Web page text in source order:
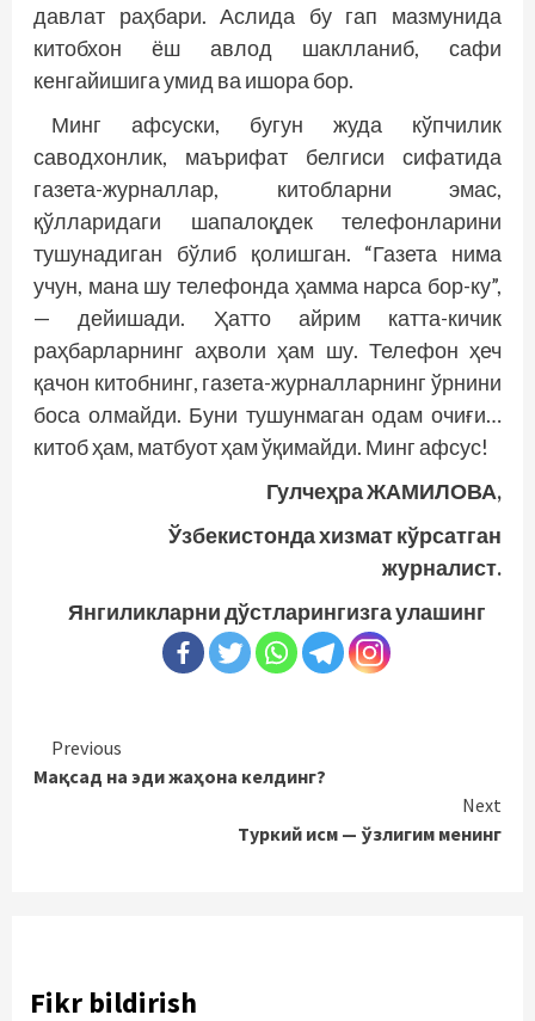
давлат раҳбари. Аслида бу гап мазмунида
китобхон ёш авлод шаклланиб, сафи
кенгайишига умид ва ишора бор.
Минг афсуски, бугун жуда кўпчилик
саводхонлик, маърифат белгиси сифатида
газета-журналлар, китобларни эмас,
қўлларидаги шапалоқдек телефонларини
тушунадиган бўлиб қолишган. “Газета нима
учун, мана шу телефонда ҳамма нарса бор-ку”,
— дейишади. Ҳатто айрим катта-кичик
раҳбарларнинг аҳволи ҳам шу. Телефон ҳеч
қачон китобнинг, газета-журналларнинг ўрнини
боса олмайди. Буни тушунмаган одам очиғи…
китоб ҳам, матбуот ҳам ўқимайди. Минг афсус!
Гулчеҳра ЖАМИЛОВА,
Ўзбекистонда хизмат кўрсатган
журналист.
Янгиликларни дўстларингизга улашинг
Continue
Reading
Previous
Мақсад на эди жаҳона келдинг?
Next
Туркий исм — ўзлигим менинг
Fikr bildirish